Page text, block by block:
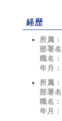
経歴
所属：
部署
職名：
年月：
所属：
部署
職名：
年月：